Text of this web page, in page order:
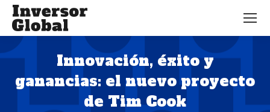
Innovación, éxito y
ganancias: el nuevo proyecto
de Tim Cook